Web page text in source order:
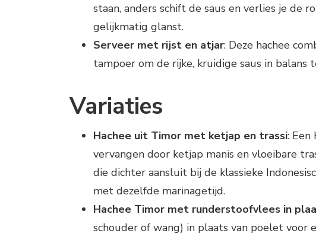
staan, anders schift de saus en verlies je
gelijkmatig glanst.
Serveer met rijst en atjar: Deze hachee
tampoer om de rijke, kruidige saus in balans
Variaties
Hachee uit Timor met ketjap en trassi:
vervangen door ketjap manis en vloeibare
die dichter aansluit bij de klassieke
met dezelfde marinagetijd.
Hachee Timor met runderstoofvlees in
schouder of wang) in plaats van poelet